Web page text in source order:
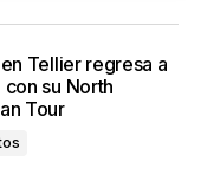
Tellier regresa a
su North
Tour